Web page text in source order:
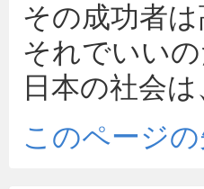
その成功者
それでいいの
日本の社会
このページ